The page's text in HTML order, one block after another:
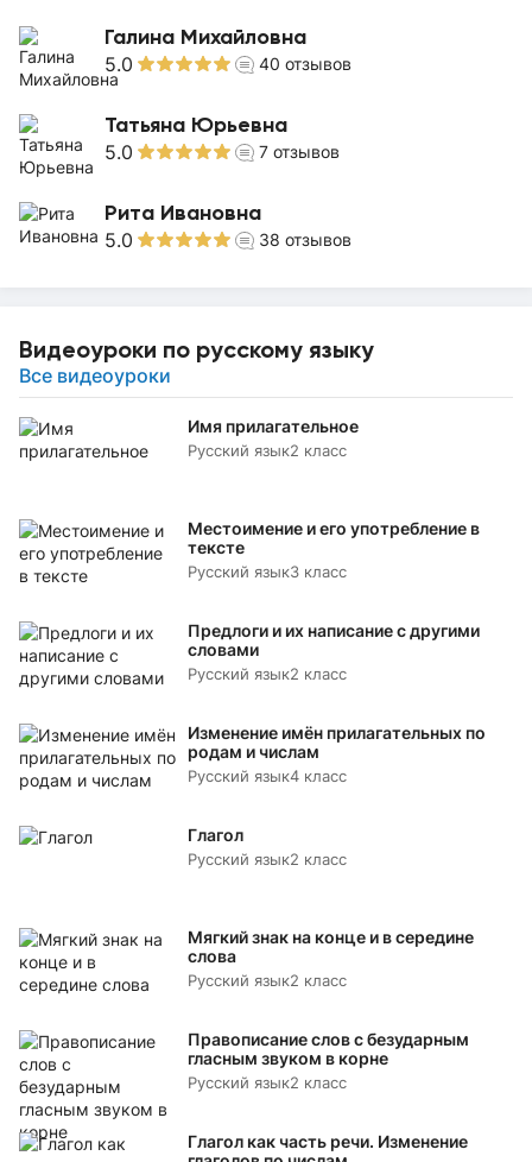
Галина Михайловна
5.0 40 отзывов
Татьяна Юрьевна
5.0 7 отзывов
Рита Ивановна
5.0 38 отзывов
Видеоуроки по русскому языку
Все видеоуроки
Имя прилагательное
Русский язык2 класс
Местоимение и его употребление в
тексте
Русский язык3 класс
Предлоги и их написание с другими
словами
Русский язык2 класс
Изменение имён прилагательных по
родам и числам
Русский язык4 класс
Глагол
Русский язык2 класс
Мягкий знак на конце и в середине
слова
Русский язык2 класс
Правописание слов с безударным
гласным звуком в корне
Русский язык2 класс
Глагол как часть речи. Изменение